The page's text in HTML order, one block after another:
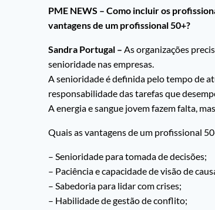
PME NEWS – Como incluir os
vantagens de um profissional 50+?
Sandra Portugal – As organizações
senioridade nas empresas.
A senioridade é definida pelo tempo de
responsabilidade das tarefas que
A energia e sangue jovem fazem falta,
Quais as vantagens de um profissional
– Senioridade para tomada de decisões;
– Paciência e capacidade de visão de
– Sabedoria para lidar com crises;
– Habilidade de gestão de conflito;